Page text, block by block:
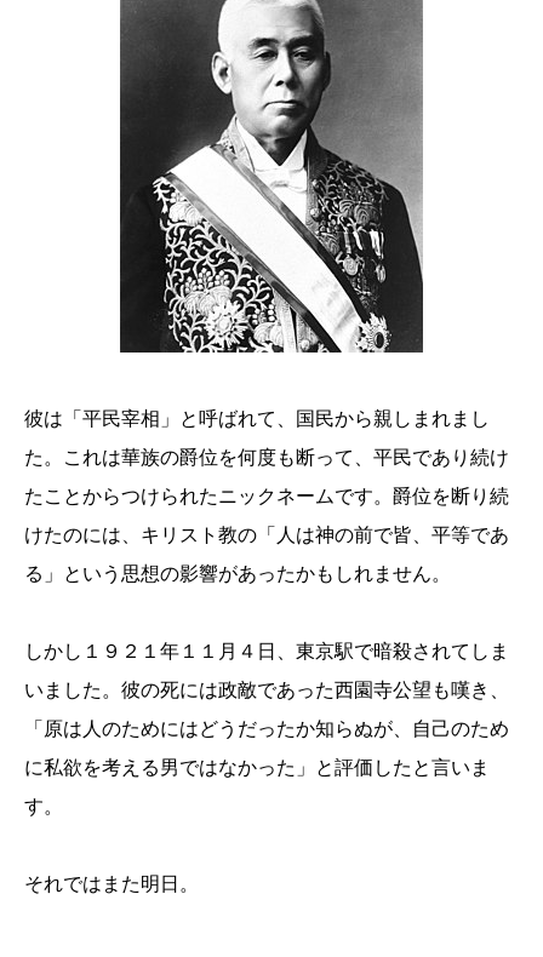
彼は「平民宰相」と呼ばれて、国民から親しまれまし
た。これは華族の爵位を何度も断って、平民であり続け
たことからつけられたニックネームです。爵位を断り続
けたのには、キリスト教の「人は神の前で皆、平等であ
る」という思想の影響があったかもしれません。
しかし１９２１年１１月４日、東京駅で暗殺されてしま
いました。彼の死には政敵であった西園寺公望も嘆き、
「原は人のためにはどうだったか知らぬが、自己のため
に私欲を考える男ではなかった」と評価したと言いま
す。
それではまた明日。